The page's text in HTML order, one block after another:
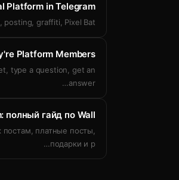
Platform in Telegram
graffiti, Pixel Bat
Platform Members
type a question, get an
answer
…
полный гайд по Wall
постам, платные посты,
подарки и р
…